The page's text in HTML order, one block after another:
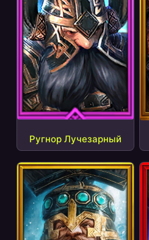
Ругнор Лучезарный